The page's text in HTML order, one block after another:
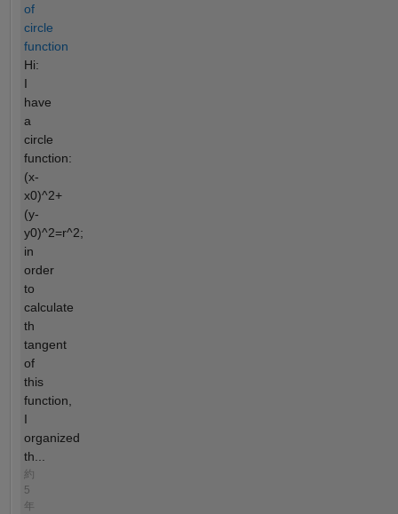
of
circle
function
Hi:
I
have
a
circle
function:
(x-
x0)^2+
(y-
y0)^2=r^2;
in
order
to
calculate
th
tangent
of
this
function,
I
organized
th...
約
5
年